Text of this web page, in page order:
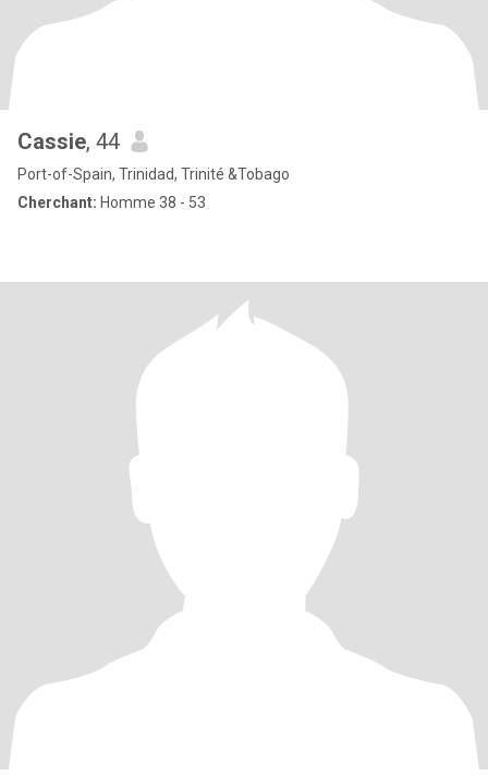
Cassie, 44
Port-of-Spain, Trinidad, Trinité &Tobago
Cherchant: Homme 38 - 53